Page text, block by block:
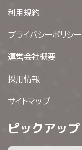
利用規約
プライバシーポリシー
運営会社概要
採用情報
サイトマップ
ピックアップ